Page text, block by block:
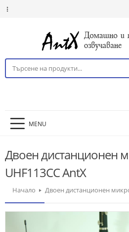
MENU
Двоен дистанционен
UHF113CC AntX
Начало Двоен дистанционен